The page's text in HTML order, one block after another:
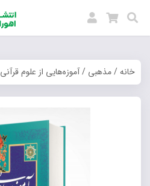
خانه/مذهبی / آموزه‌هایی از علوم قرآنی